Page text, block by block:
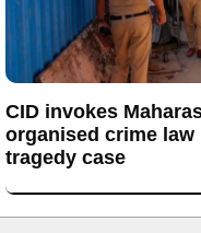
CID invokes
organised crime law
tragedy case